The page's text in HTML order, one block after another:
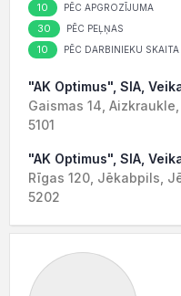
10 PĒC APGROZĪJUMA
30 PĒC PEĻŅAS
10 PĒC DARBINIEKU SKAITA
"AK Optimus", SIA,
Gaismas 14,
5101
"AK Optimus", SIA,
Rīgas 120, Jēkabpils,
5202